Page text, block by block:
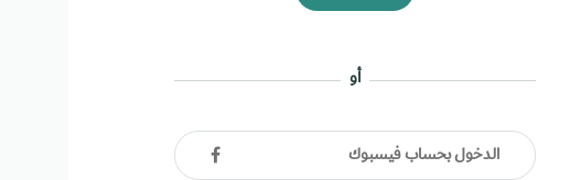
أو
الدخول بحساب فيسبوك